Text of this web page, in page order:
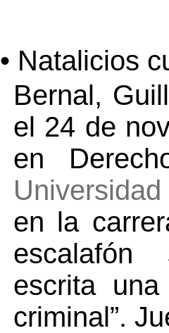
• Natalicios
Bernal,
el 24 de
en
en la
escalafón
escrita una
criminal”.